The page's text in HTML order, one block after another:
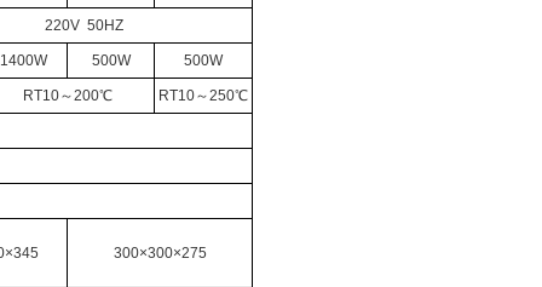
220V 50HZ
1400W 500W 500W
RT10～200℃ RT10～250℃
300×300×275